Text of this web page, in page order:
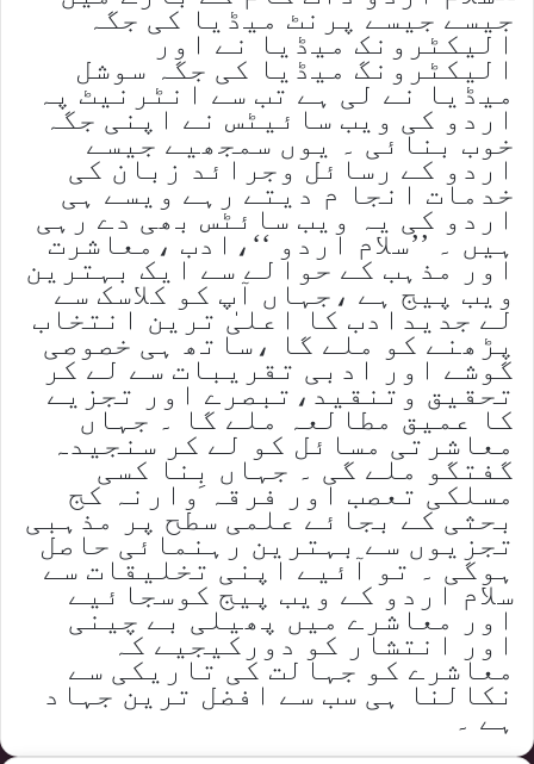
جیسے جیسے پرنٹ میڈیا کی جگہ
الیکٹرونک میڈیا نے اور
الیکٹرونگ میڈیا کی جگہ سوشل
میڈیا نے لی ہے تب سے انٹرنیٹ پہ
اردو کی ویب سائیٹس نے اپنی جگہ
خوب بنائی ۔ یوں سمجھیے جیسے
اردو کے رسائل وجرائد زبان کی
خدمات انجا م دیتے رہے ویسے ہی
اردو کی یہ ویب سائٹس بھی دے رہی
ہیں ۔ ’’سلام اردو ‘‘،ادب ،معاشرت
اور مذہب کے حوالے سے ایک بہترین
ویب پیج ہے ،جہاں آپ کو کلاسک سے
لے جدیدادب کا اعلیٰ ترین انتخاب
پڑھنے کو ملے گا ،ساتھ ہی خصوصی
گوشے اور ادبی تقریبات سے لے کر
تحقیق وتنقید،تبصرے اور تجزیے
کا عمیق مطالعہ ملے گا ۔ جہاں
معاشرتی مسائل کو لے کر سنجیدہ
گفتگو ملے گی ۔ جہاں بِنا کسی
مسلکی تعصب اور فرقہ وارنہ کج
بحثی کے بجائے علمی سطح پر مذہبی
تجزیوں سے بہترین رہنمائی حاصل
ہوگی ۔ تو آئیے اپنی تخلیقات سے
سلام اردو کے ویب پیج کوسجائیے
اور معاشرے میں پھیلی بے چینی
اور انتشار کو دورکیجیے کہ
معاشرے کو جہالت کی تاریکی سے
نکالنا ہی سب سے افضل ترین جہاد
ہے ۔